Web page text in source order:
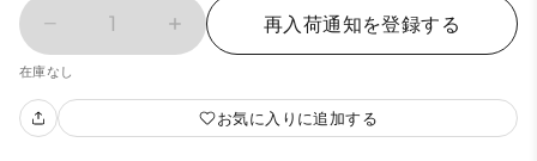
1 再入荷通知を登録する
在庫なし
お気に入りに追加する